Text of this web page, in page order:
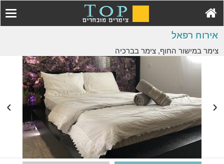
אירוח רפאל
צימר במישור החוף, צימר בברכיה